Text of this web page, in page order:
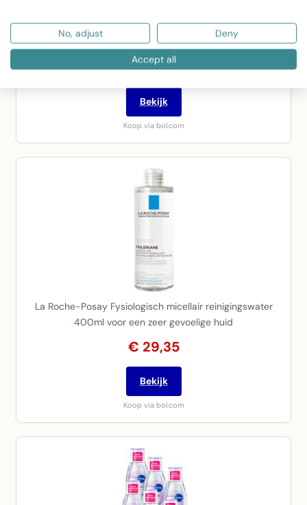
Jacob Hooy Rozenwater Premium 500ml
€ 11,25
Bekijk
Koop via bol.com
La Roche-Posay Fysiologisch micellair reinigingswater
400ml voor een zeer gevoelige huid
€ 29,35
Bekijk
Koop via bol.com
No, adjust Deny
Accept all